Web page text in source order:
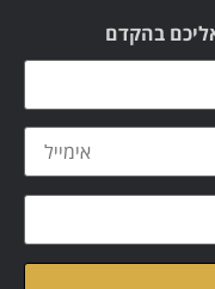
בהקדם